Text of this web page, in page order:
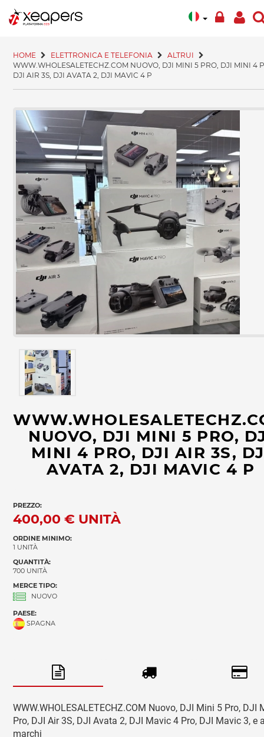
HOME ELETTRONICA E TELEFONIA
ALTRUI
WWW.WHOLESALETECHZ.COM NUOVO, DJI MINI 5 PRO, DJI MINI 4
DJI AIR 3S, DJI AVATA 2, DJI MAVIC 4 P
NUOVO, DJI MINI 5 PRO,
MINI 4 PRO, DJI AIR 3S,
AVATA 2, DJI MAVIC 4 P
PREZZO:
400,00 € UNITÀ
ORDINE MINIMO:
1 UNITÀ
QUANTITÀ:
700 UNITÀ
MERCE TIPO:
NUOVO
PAESE:
SPAGNA
WWW.WHOLESALETECHZ.COM Nuovo, DJI Mini 5 Pro, DJI
Pro, DJI Air 3S, DJI Avata 2, DJI Mavic 4 Pro, DJI Mavic 3, e
marchi